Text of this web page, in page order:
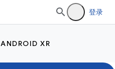
登录
ANDROID XR